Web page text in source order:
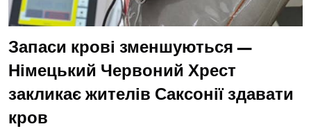
Запаси крові зменшуються —
Німецький Червоний Хрест
закликає жителів Саксонії здавати
кров